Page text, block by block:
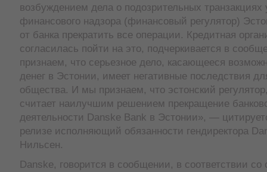
возбуждением дела о подозрительных транзакциях
финансового надзора (финансовый регулятор)
от банка прекратить все операции. Кредитная
согласилась пойти на это, подчеркивается в
признаем, что серьезное дело, касающееся
денег в Эстонии, имеет негативные последствия
общества. И мы признаем, что эстонский
считает наилучшим решением прекращение
деятельности Danske Bank в Эстонии», —
релизе исполняющий обязанности гендиректора
Нильсен.
Danske, говорится в сообщении, в соответствии со